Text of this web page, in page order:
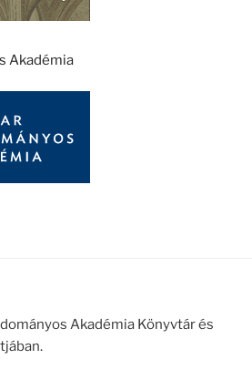
Akadémia
Akadémia Könyvtár és